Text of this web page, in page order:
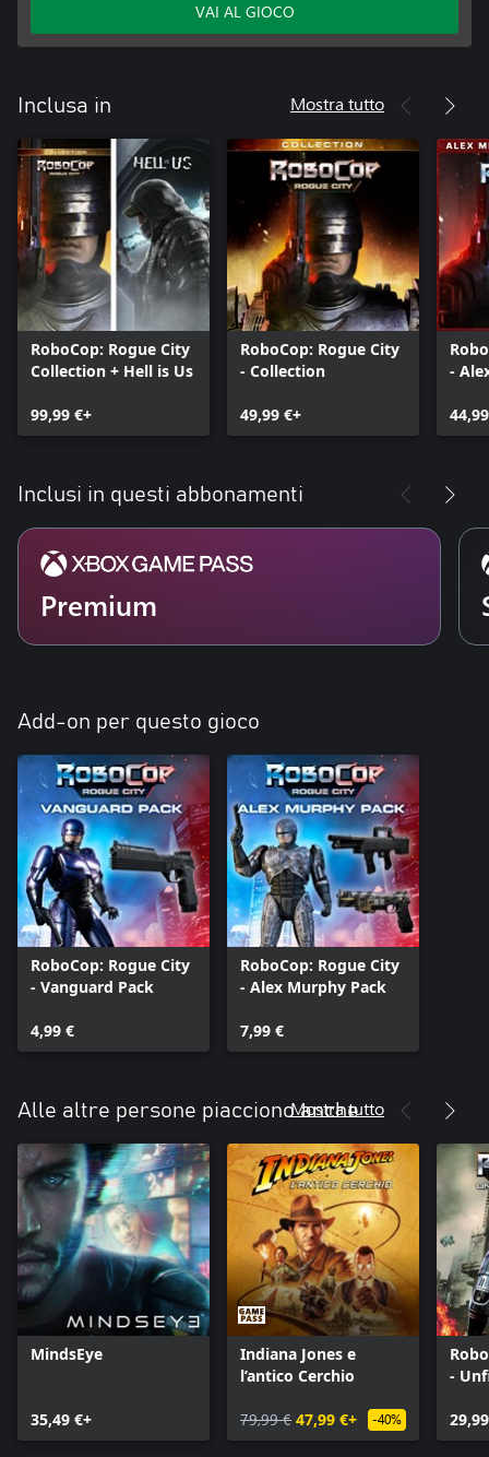
VAI AL GIOCO
Inclusa in Mostra tutto
RoboCop: Rogue City
Collection + Hell is Us
99,99 €+
RoboCop: Rogue City
- Collection
49,99 €+
-
Inclusi in questi abbonamenti
Premium
Add-on per questo gioco
RoboCop: Rogue City
- Vanguard Pack
4,99 €
RoboCop: Rogue City
- Alex Murphy Pack
7,99 €
Alle altre persone piacciono anche
Mostra tutto
MindsEye
35,49 €+
Indiana Jones e
l’antico Cerchio
79,99 € 47,99 €+ -40%
-